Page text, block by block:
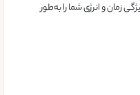
زمان و انرژی شما را به‌طور